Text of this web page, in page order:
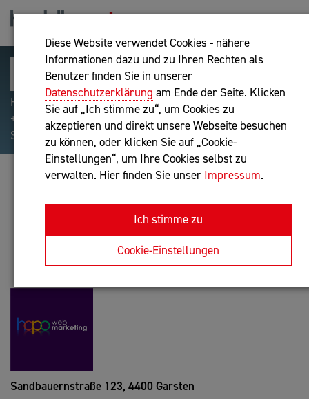
Diese Website verwendet Cookies - nähere
Informationen dazu und zu Ihren Rechten als
Benutzer finden Sie in unserer
Datenschutzerklärung am Ende der Seite. Klicken
Sie auf „Ich stimme zu“, um Cookies zu
akzeptieren und direkt unsere Webseite besuchen
zu können, oder klicken Sie auf „Cookie-
Einstellungen“, um Ihre Cookies selbst zu
verwalten. Hier finden Sie unser Impressum.
Ich stimme zu
Cookie-Einstellungen
Hilfreiche Suchparameter: Begriff einschließen:
+webshop, Begriff ausschließen: -webshop, Exakter
Suchbegriff: "internet of things"
HARRY POSCHINGER
IT-Dienstleistung
Anfrage oder Rückruf
Sandbauernstraße 123, 4400 Garsten